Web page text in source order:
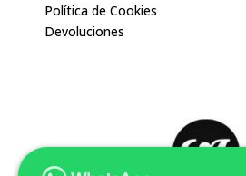
Política de Cookies
Devoluciones